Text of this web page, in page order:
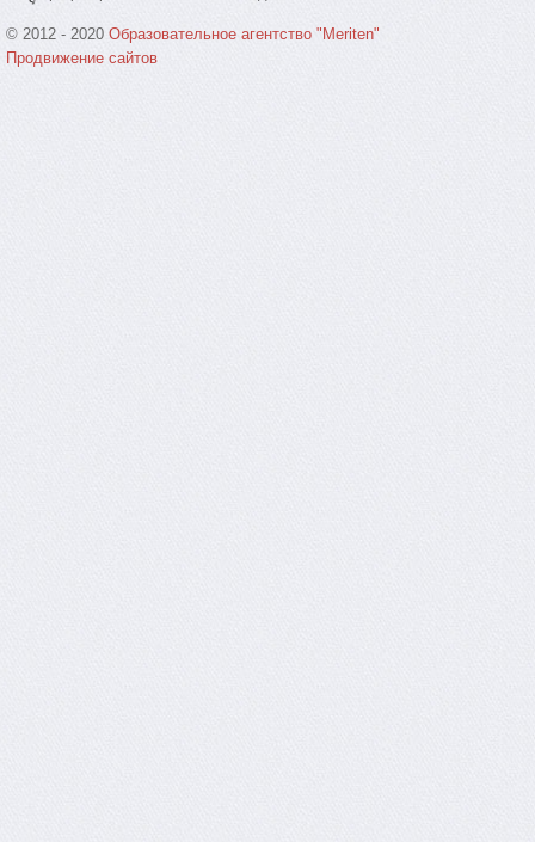
© 2012 - 2020 Образовательное агентство "Meriten"
Продвижение сайтов